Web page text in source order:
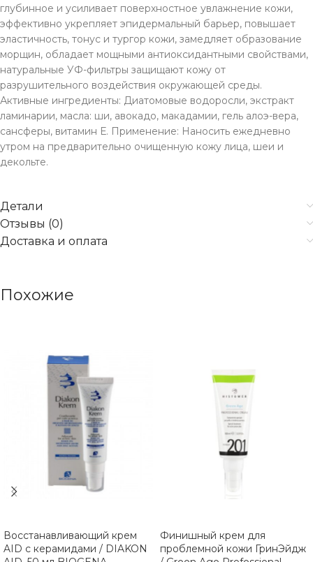
глубинное и усиливает поверхностное увлажнение кожи,
эффективно укрепляет эпидермальный барьер, повышает
эластичность, тонус и тургор кожи, замедляет образование
морщин, обладает мощными антиоксидантными свойствами,
натуральные УФ-фильтры защищают кожу от
разрушительного воздействия окружающей среды.
Активные ингредиенты: Диатомовые водоросли, экстракт
ламинарии, масла: ши, авокадо, макадамии, гель алоэ-вера,
сансферы, витамин Е. Применение: Наносить ежедневно
утром на предварительно очищенную кожу лица, шеи и
декольте.
Детали
Отзывы (0)
Доставка и оплата
Похожие
Восстанавливающий крем
AID с керамидами / DIAKON
Финишный крем для
проблемной кожи ГринЭйдж